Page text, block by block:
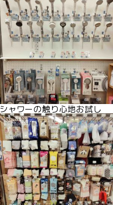
シャワーの触り心地お試し